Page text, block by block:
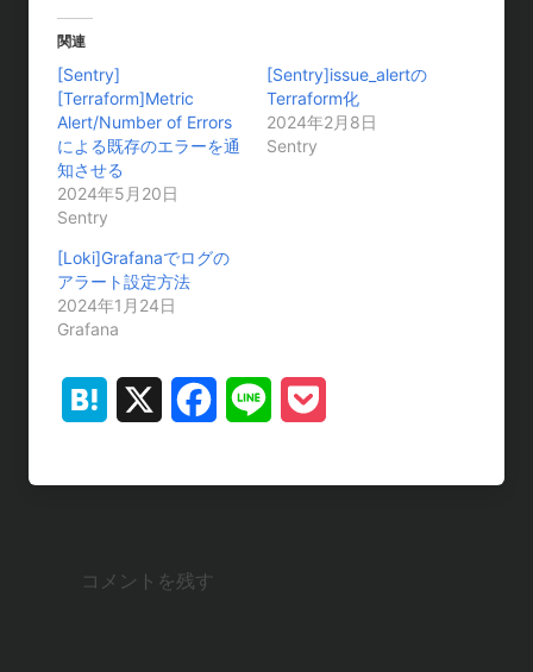
み
中
…
関連
[Sentry]
[Terraform]Metric
Alert/Number of Errors
による既存のエラーを通
知させる
2024年5月20日
Sentry
[Sentry]issue_alertの
Terraform化
2024年2月8日
Sentry
[Loki]Grafanaでログの
アラート設定方法
2024年1月24日
Grafana
t
n
c
n
c
コメントを残す